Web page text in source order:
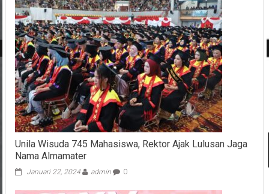
Unila Wisuda 745 Mahasiswa, Rektor Ajak Lulusan Jaga
Nama Almamater
Januari 22, 2024 admin 0